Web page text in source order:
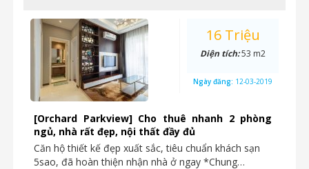
[Orchard Parkview] Cho thuê nhanh 2 phòng
ngủ, nhà rất đẹp, nội thất đầy đủ
Căn hộ thiết kế đẹp xuất sắc, tiêu chuẩn khách sạn
5sao, đã hoàn thiện nhận nhà ở ngay *Chung…
16 Triệu
Diện tích:53 m2
Ngày đăng: 12-03-2019